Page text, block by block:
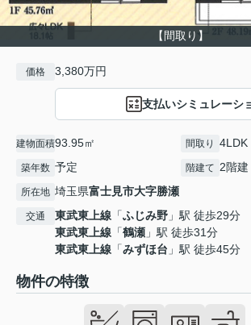
【間取り】
価格 3,380万円
支払いシミュレーシ
建物面積93.95㎡ 間取り 4LDK
築年数 予定 階建て 2階建
所在地 埼玉県富士見市大字勝瀬
交通 東武東上線 「ふじみ野 」駅 徒歩29分
東武東上線 「鶴瀬 」駅 徒歩31分
東武東上線 「みずほ台 」駅 徒歩45分
物件の特徴